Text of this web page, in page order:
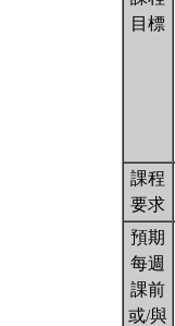
目標
課程
要求
預期
每週
課前
或/與